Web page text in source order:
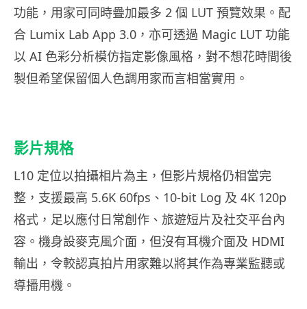
功能，用家可同時疊加最多 2 個 LUT 預覽效果。配
合 Lumix Lab App 3.0，亦可透過 Magic LUT 功能
以 AI 色彩分析模仿指定影像風格，對不想花時間後
製但希望保留個人色調用家而言相當實用。
影片規格
L10 定位以拍攝相片為主，但影片規格仍相當完
整，支援最高 5.6K 60fps、10-bit Log 及 4K 120p
格式，足以應付日常創作、旅遊短片及社交平台內
容。機身設麥克風介面，但沒有耳機介面及 HDMI
輸出，令較認真拍片用家難以將其作為專業監聽或
導播用機。